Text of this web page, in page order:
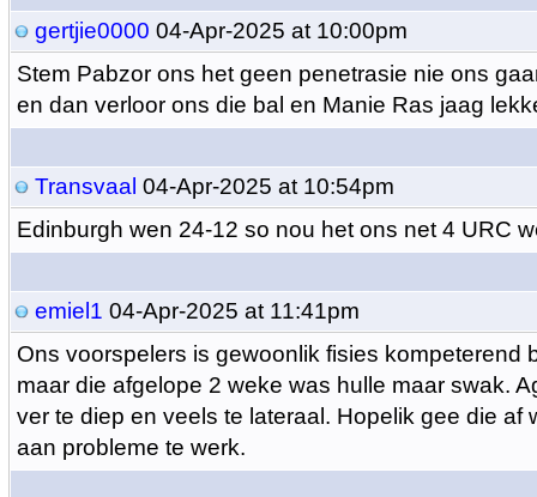
gertjie0000 04-Apr-2025 at 10:00pm
Stem Pabzor ons het geen penetrasie nie ons
en dan verloor ons die bal en Manie Ras jaag
Transvaal 04-Apr-2025 at 10:54pm
Edinburgh wen 24-12 so nou het ons net 4 URC
emiel1 04-Apr-2025 at 11:41pm
Ons voorspelers is gewoonlik fisies kompeterend
maar die afgelope 2 weke was hulle maar swak.
ver te diep en veels te lateraal. Hopelik gee die af
aan probleme te werk.